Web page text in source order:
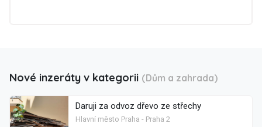
Nové inzeráty v kategorii (Dům a zahrada)
Daruji za odvoz dřevo ze střechy
Hlavní město Praha - Praha 2